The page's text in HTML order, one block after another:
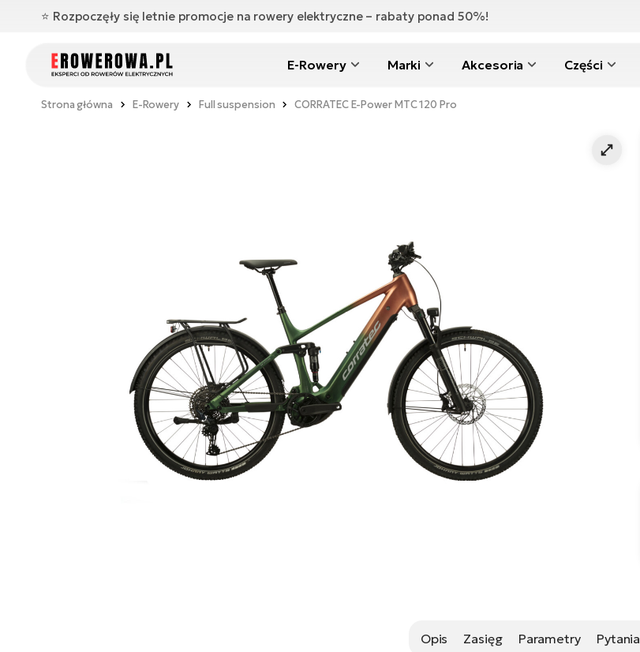
⭐️ Rozpoczęły się letnie promocje na rowery elektryczne – rabaty ponad 50%!
E-Rowery Marki Akcesoria Części
Strona główna E-Rowery Full suspension CORRATEC E-Power MTC 120 Pro
Opis Zasięg Parametry Pytania